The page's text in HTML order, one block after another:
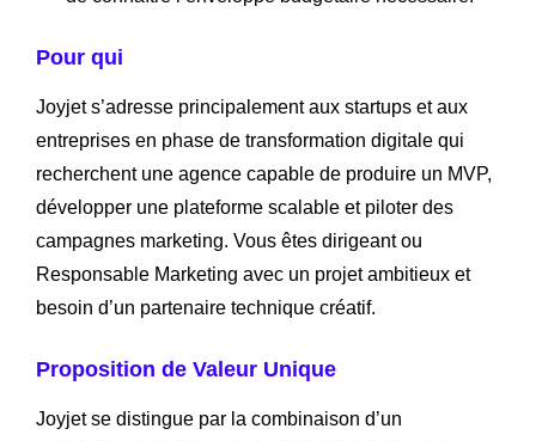
Pour qui
Joyjet s’adresse principalement aux startups et aux
entreprises en phase de transformation digitale qui
recherchent une agence capable de produire un MVP,
développer une plateforme scalable et piloter des
campagnes marketing. Vous êtes dirigeant ou
Responsable Marketing avec un projet ambitieux et
besoin d’un partenaire technique créatif.
Proposition de Valeur Unique
Joyjet se distingue par la combinaison d’un